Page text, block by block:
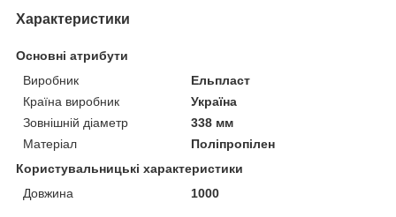
Характеристики
Основні атрибути
Виробник
Ельпласт
Країна виробник
Україна
Зовнішній діаметр
338 мм
Матеріал
Поліпропілен
Користувальницькі характеристики
Довжина
1000